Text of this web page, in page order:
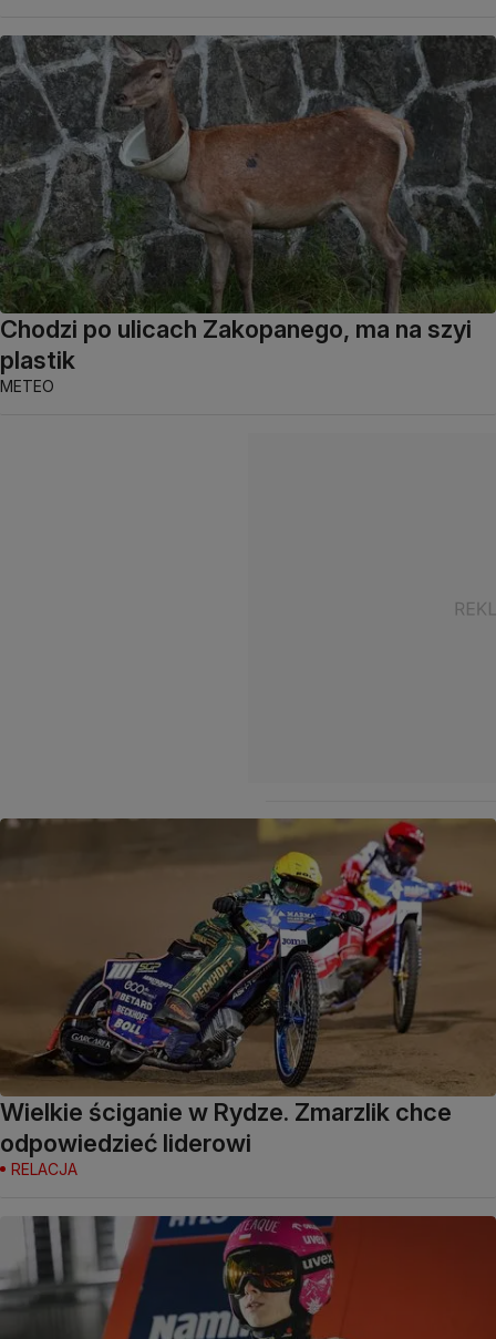
Chodzi po ulicach Zakopanego, ma na szyi
plastik
METEO
Wielkie ściganie w Rydze. Zmarzlik chce
odpowiedzieć liderowi
RELACJA